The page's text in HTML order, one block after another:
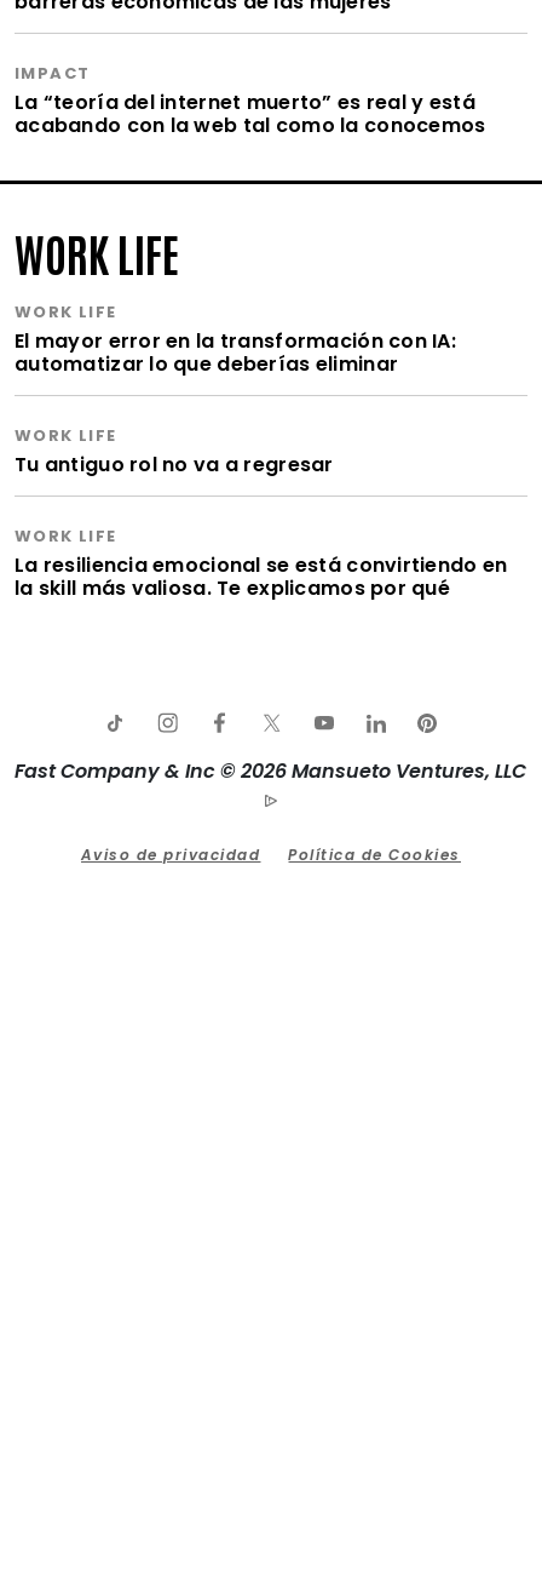
IMPACT
La “teoría del internet muerto” es real y está
acabando con la web tal como la conocemos
WORK LIFE
WORK LIFE
El mayor error en la transformación con IA:
automatizar lo que deberías eliminar
WORK LIFE
Tu antiguo rol no va a regresar
WORK LIFE
La resiliencia emocional se está convirtiendo en
la skill más valiosa. Te explicamos por qué
Fast Company & Inc © 2026 Mansueto Ventures, LLC
Aviso de privacidad Política de Cookies